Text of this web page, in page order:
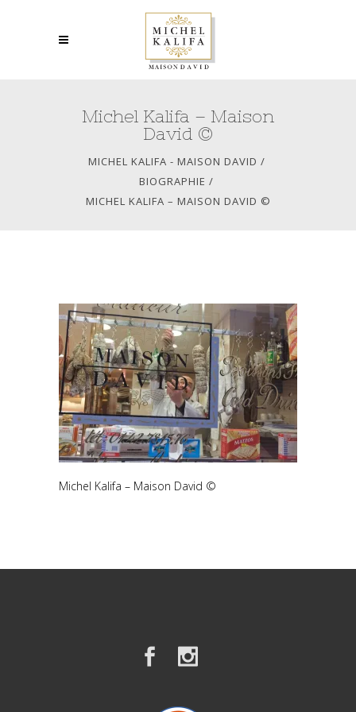
Michel Kalifa – Maison
David ©
MICHEL KALIFA - MAISON DAVID /
BIOGRAPHIE /
MICHEL KALIFA – MAISON DAVID ©
Michel Kalifa – Maison David ©